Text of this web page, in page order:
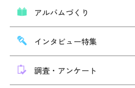
アルバムづくり
インタビュー特集
調査・アンケート